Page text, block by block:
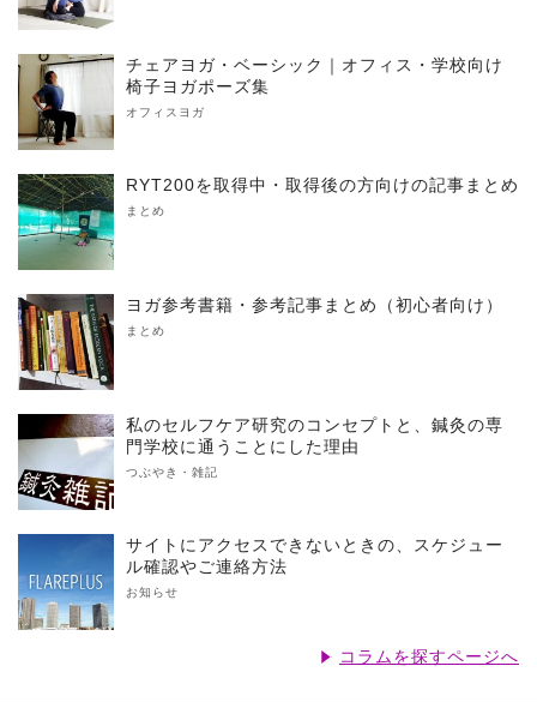
チェアヨガ・ベーシック｜オフィス・学校向け
椅子ヨガポーズ集
オフィスヨガ
RYT200を取得中・取得後の方向けの記事まとめ
まとめ
ヨガ参考書籍・参考記事まとめ（初心者向け）
まとめ
私のセルフケア研究のコンセプトと、鍼灸の専
門学校に通うことにした理由
つぶやき・雑記
サイトにアクセスできないときの、スケジュー
ル確認やご連絡方法
お知らせ
コラムを探すページへ